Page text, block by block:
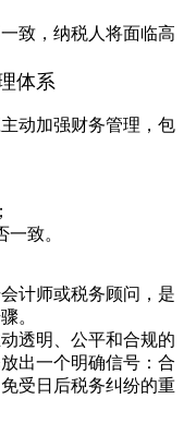
致，纳税人将面临高
体系
动加强财务管理，包
致。
计师或税务顾问，是
。
透明、公平和合规的
出一个明确信号：合
受日后税务纠纷的重